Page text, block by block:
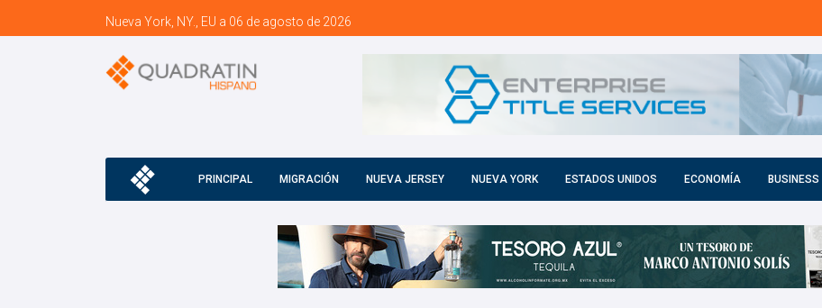
Nueva York, NY., EU a 06 de agosto de 2026
PRINCIPAL MIGRACIÓN NUEVA JERSEY NUEVA YORK ESTADOS UNIDOS ECONOMÍA BUSINESS